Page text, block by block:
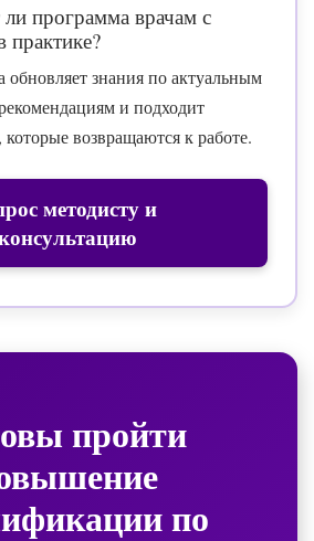
программа врачам с
знания по актуальным
и подходит
возвращаются к работе.
методисту и
пройти
по